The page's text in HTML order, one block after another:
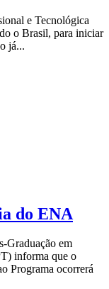
e Tecnológica
o Brasil, para iniciar
já...
do ENA
Graduação em
informa que o
Programa ocorrerá